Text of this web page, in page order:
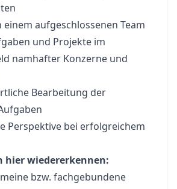
aufgeschlossenen Team
und Projekte im
namhafter Konzerne und
Bearbeitung der
Perspektive bei erfolgreichem
hier wiedererkennen:
bzw. fachgebundene